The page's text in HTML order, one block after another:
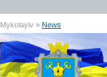
Mykolayiv » News